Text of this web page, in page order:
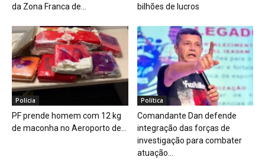
da Zona Franca de...
bilhões de lucros
Polícia
PF prende homem com 12 kg
de maconha no Aeroporto de...
Política
Comandante Dan defende
integração das forças de
investigação para combater
atuação...